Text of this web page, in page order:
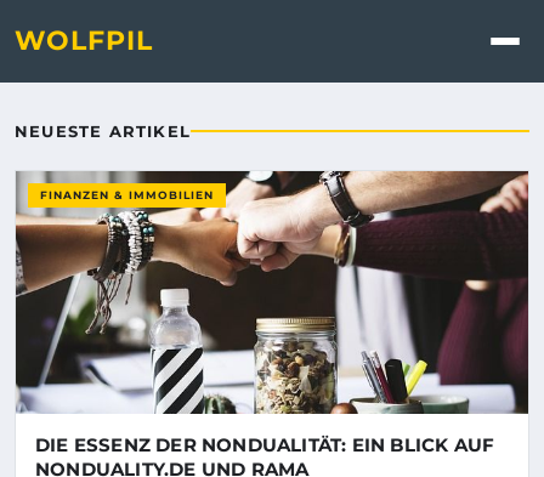
Wolfpil - Nachrichten,
WOLFPIL
NEUESTE ARTIKEL
FINANZEN & IMMOBILIEN
DIE ESSENZ DER NONDUALITÄT: EIN BLICK AUF
NONDUALITY.DE UND RAMA